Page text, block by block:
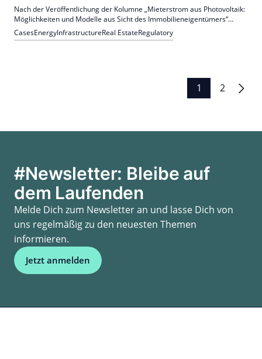
Nach der Veröffentlichung der Kolumne „Mieterstrom aus Photovoltaik:
Möglichkeiten und Modelle aus Sicht des Immobilieneigentümers“
haben zahlreiche Rückmeldungen – insbesondere von institutionellen
Anlegern – den Autor erreicht.
CasesEnergyInfrastructureReal EstateRegulatory
1 2
#Newsletter: Bleibe auf
dem Laufenden
Melde Dich zum Newsletter an und lasse Dich von
uns regelmäßig zu den neuesten Themen
informieren.
Jetzt anmelden